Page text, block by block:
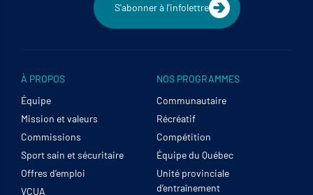
S'abonner à l'infolettre
À PROPOS
Équipe
Mission et valeurs
Commissions
Sport sain et sécuritaire
Offres d’emploi
VCUA
NOS PROGRAMMES
Communautaire
Récréatif
Compétition
Équipe du Québec
Unité provinciale
d’entraînement